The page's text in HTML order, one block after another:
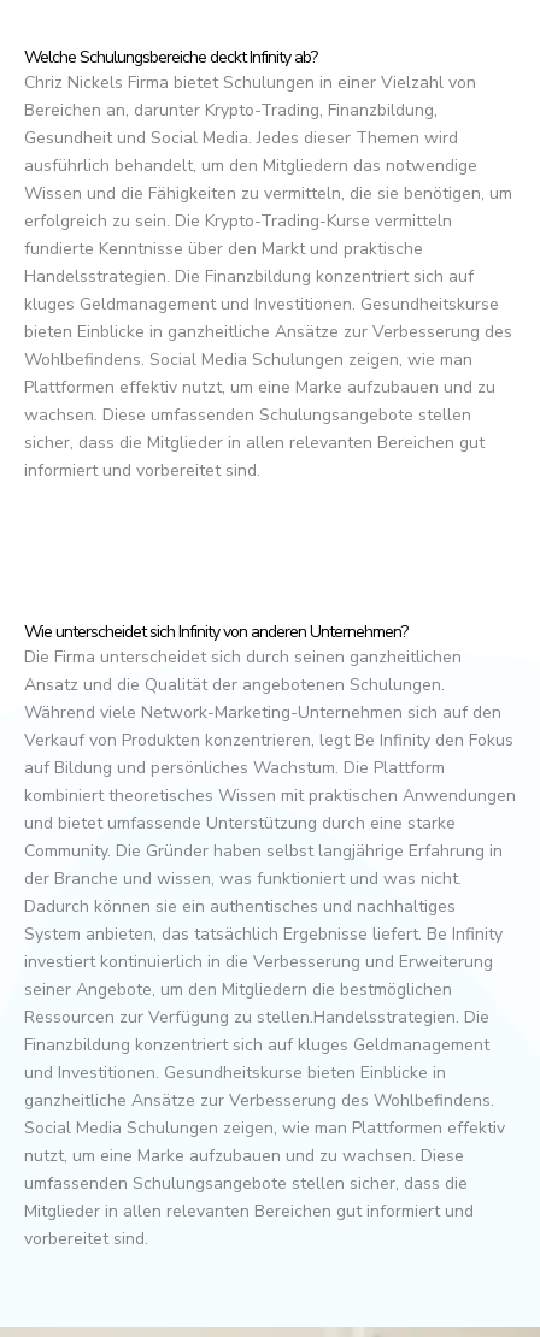
Welche Schulungsbereiche deckt Infinity ab?
Chriz Nickels Firma bietet Schulungen in einer Vielzahl von
Bereichen an, darunter Krypto-Trading, Finanzbildung,
Gesundheit und Social Media. Jedes dieser Themen wird
ausführlich behandelt, um den Mitgliedern das notwendige
Wissen und die Fähigkeiten zu vermitteln, die sie benötigen, um
erfolgreich zu sein. Die Krypto-Trading-Kurse vermitteln
fundierte Kenntnisse über den Markt und praktische
Handelsstrategien. Die Finanzbildung konzentriert sich auf
kluges Geldmanagement und Investitionen. Gesundheitskurse
bieten Einblicke in ganzheitliche Ansätze zur Verbesserung des
Wohlbefindens. Social Media Schulungen zeigen, wie man
Plattformen effektiv nutzt, um eine Marke aufzubauen und zu
wachsen. Diese umfassenden Schulungsangebote stellen
sicher, dass die Mitglieder in allen relevanten Bereichen gut
informiert und vorbereitet sind.
Wie unterscheidet sich Infinity von anderen Unternehmen?
Die Firma unterscheidet sich durch seinen ganzheitlichen
Ansatz und die Qualität der angebotenen Schulungen.
Während viele Network-Marketing-Unternehmen sich auf den
Verkauf von Produkten konzentrieren, legt Be Infinity den Fokus
auf Bildung und persönliches Wachstum. Die Plattform
kombiniert theoretisches Wissen mit praktischen Anwendungen
und bietet umfassende Unterstützung durch eine starke
Community. Die Gründer haben selbst langjährige Erfahrung in
der Branche und wissen, was funktioniert und was nicht.
Dadurch können sie ein authentisches und nachhaltiges
System anbieten, das tatsächlich Ergebnisse liefert. Be Infinity
investiert kontinuierlich in die Verbesserung und Erweiterung
seiner Angebote, um den Mitgliedern die bestmöglichen
Ressourcen zur Verfügung zu stellen.Handelsstrategien. Die
Finanzbildung konzentriert sich auf kluges Geldmanagement
und Investitionen. Gesundheitskurse bieten Einblicke in
ganzheitliche Ansätze zur Verbesserung des Wohlbefindens.
Social Media Schulungen zeigen, wie man Plattformen effektiv
nutzt, um eine Marke aufzubauen und zu wachsen. Diese
umfassenden Schulungsangebote stellen sicher, dass die
Mitglieder in allen relevanten Bereichen gut informiert und
vorbereitet sind.